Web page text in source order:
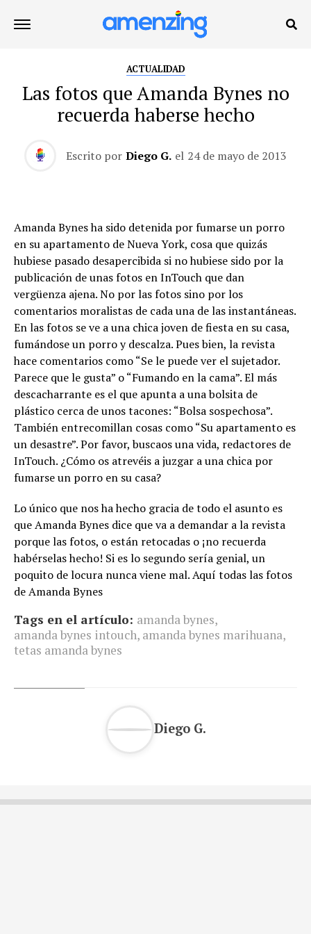
ACTUALIDAD
Las fotos que Amanda Bynes no
recuerda haberse hecho
Escrito por Diego G. el 24 de mayo de 2013
Amanda Bynes ha sido detenida por fumarse un porro
en su apartamento de Nueva York, cosa que quizás
hubiese pasado desapercibida si no hubiese sido por la
publicación de unas fotos en InTouch que dan
vergüenza ajena. No por las fotos sino por los
comentarios moralistas de cada una de las instantáneas.
En las fotos se ve a una chica joven de fiesta en su casa,
fumándose un porro y descalza. Pues bien, la revista
hace comentarios como “Se le puede ver el sujetador.
Parece que le gusta” o “Fumando en la cama”. El más
descacharrante es el que apunta a una bolsita de
plástico cerca de unos tacones: “Bolsa sospechosa”.
También entrecomillan cosas como “Su apartamento es
un desastre”. Por favor, buscaos una vida, redactores de
InTouch. ¿Cómo os atrevéis a juzgar a una chica por
fumarse un porro en su casa?
Lo único que nos ha hecho gracia de todo el asunto es
que Amanda Bynes dice que va a demandar a la revista
porque las fotos, o están retocadas o ¡no recuerda
habérselas hecho! Si es lo segundo sería genial, un
poquito de locura nunca viene mal. Aquí todas las fotos
de Amanda Bynes
Tags en el artículo: amanda bynes,
amanda bynes intouch, amanda bynes marihuana,
tetas amanda bynes
Diego G.